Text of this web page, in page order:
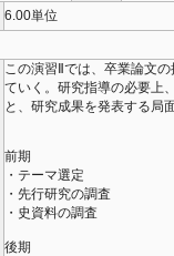
6.00単位
この演習Ⅱでは、卒業論文
ていく。研究指導の必要上
と、研究成果を発表する局
前期
・テーマ選定
・先行研究の調査
・史資料の調査
後期